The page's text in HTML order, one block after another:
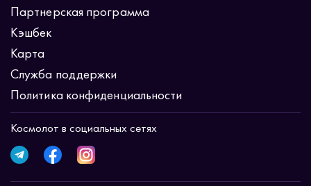
Партнерская программа
Кэшбек
Карта
Служба поддержки
Политика конфиденциальности
Космолот в социальных сетях